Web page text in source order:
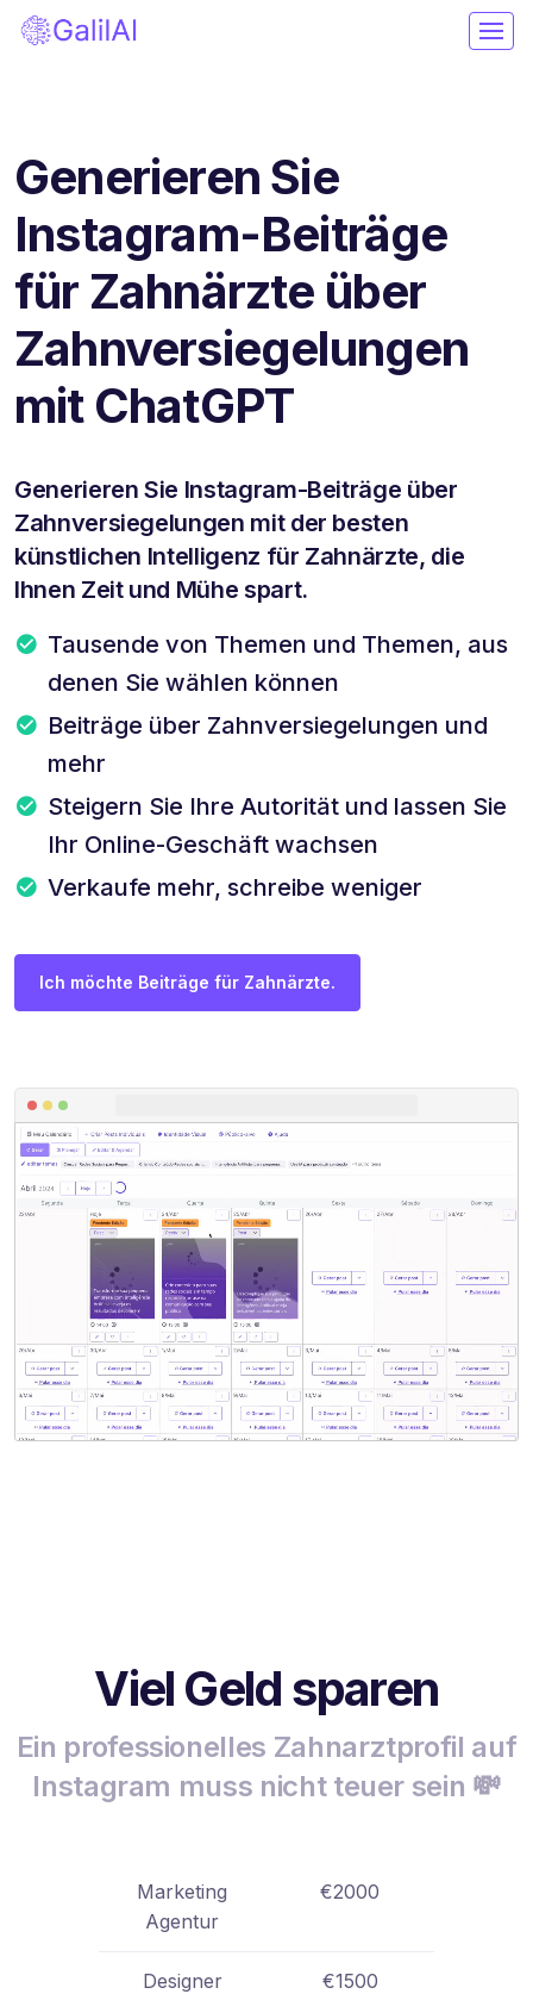
Generieren Sie
Instagram-Beiträge
für Zahnärzte über
Zahnversiegelungen
mit ChatGPT
Generieren Sie Instagram-Beiträge über
Zahnversiegelungen mit der besten
künstlichen Intelligenz für Zahnärzte, die
Ihnen Zeit und Mühe spart.
Tausende von Themen und Themen, aus
denen Sie wählen können
Beiträge über Zahnversiegelungen und
mehr
Steigern Sie Ihre Autorität und lassen Sie
Ihr Online-Geschäft wachsen
Verkaufe mehr, schreibe weniger
Ich möchte Beiträge für Zahnärzte.
Viel Geld sparen
Ein professionelles Zahnarztprofil auf
Instagram muss nicht teuer sein 💸
Marketing
Agentur
€2000
Designer €1500